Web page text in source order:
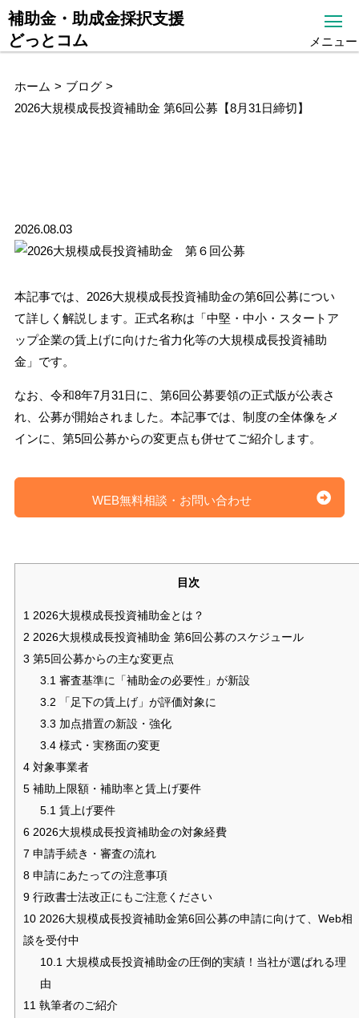
補助金・助成金採択支援
どっとコム
メニュー
ホーム
ブログ
2026大規模成長投資補助金 第6回公募【8月31日締切】
2026.08.03
本記事では、2026大規模成長投資補助金の第6回公募につい
て詳しく解説します。正式名称は「中堅・中小・スタートア
ップ企業の賃上げに向けた省力化等の大規模成長投資補助
金」です。
なお、令和8年7月31日に、第6回公募要領の正式版が公表さ
れ、公募が開始されました。本記事では、制度の全体像をメ
インに、第5回公募からの変更点も併せてご紹介します。
WEB無料相談・お問い合わせ
目次
12026大規模成長投資補助金とは？
2 2026大規模成長投資補助金 第6回公募のスケジュール
3 第5回公募からの主な変更点
3.1 審査基準に「補助金の必要性」が新設
3.2 「足下の賃上げ」が評価対象に
3.3 加点措置の新設・強化
3.4 様式・実務面の変更
4対象事業者
5補助上限額・補助率と賃上げ要件
5.1 賃上げ要件
62026大規模成長投資補助金の対象経費
7 申請手続き・審査の流れ
8申請にあたっての注意事項
9行政書士法改正にもご注意ください
102026大規模成長投資補助金第6回公募の申請に向けて、Web相
談を受付中
10.1 大規模成長投資補助金の圧倒的実績！当社が選ばれる理
由
11執筆者のご紹介